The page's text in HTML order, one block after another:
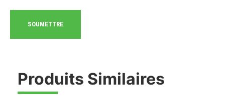
Produits Similaires